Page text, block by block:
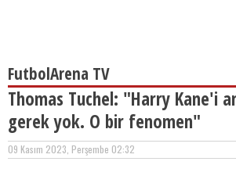
FutbolArena TV
Thomas Tuchel: "Harry Kane'i
gerek yok. O bir fenomen"
09 Kasım 2023, Perşembe 02:32